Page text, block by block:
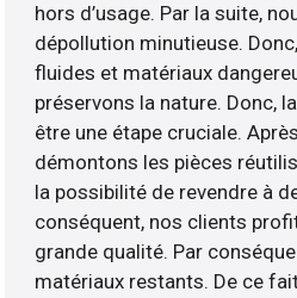
hors d’usage. Par la suite,
dépollution minutieuse.
fluides et matériaux
préservons la nature. Donc,
être une étape cruciale.
démontons les pièces
la possibilité de revendre à
conséquent, nos clients
grande qualité. Par
matériaux restants. De ce